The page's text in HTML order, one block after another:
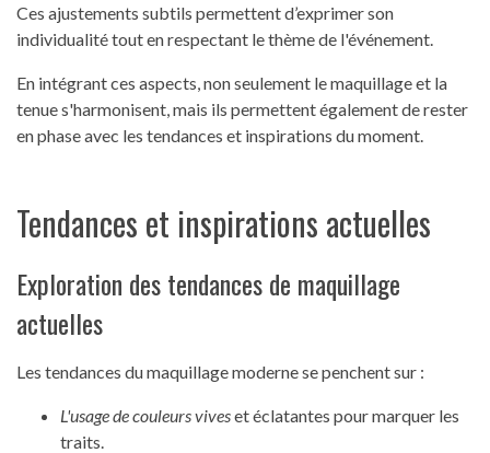
Ces ajustements subtils permettent d’exprimer son
individualité tout en respectant le thème de l'événement.
En intégrant ces aspects, non seulement le maquillage et la
tenue s'harmonisent, mais ils permettent également de rester
en phase avec les tendances et inspirations du moment.
Tendances et inspirations actuelles
Exploration des tendances de maquillage
actuelles
Les tendances du maquillage moderne se penchent sur :
L'usage de couleurs viveset éclatantes pour marquer les
traits.